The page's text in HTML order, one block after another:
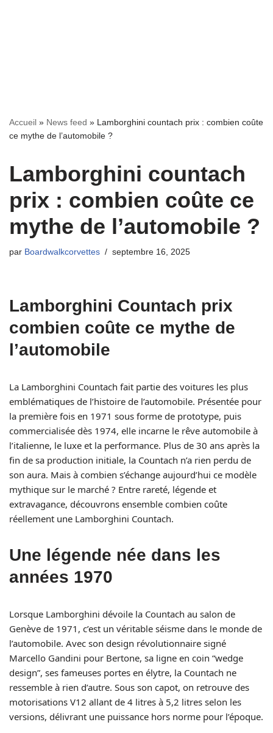
Accueil » News feed » Lamborghini countach prix : combien coûte
ce mythe de l’automobile ?
Lamborghini countach
prix : combien coûte ce
mythe de l’automobile ?
par Boardwalkcorvettes septembre 16, 2025
Lamborghini Countach prix
combien coûte ce mythe de
l’automobile
La Lamborghini Countach fait partie des voitures les plus
emblématiques de l’histoire de l’automobile. Présentée pour
la première fois en 1971 sous forme de prototype, puis
commercialisée dès 1974, elle incarne le rêve automobile à
l’italienne, le luxe et la performance. Plus de 30 ans après la
fin de sa production initiale, la Countach n’a rien perdu de
son aura. Mais à combien s’échange aujourd’hui ce modèle
mythique sur le marché ? Entre rareté, légende et
extravagance, découvrons ensemble combien coûte
réellement une Lamborghini Countach.
Une légende née dans les
années 1970
Lorsque Lamborghini dévoile la Countach au salon de
Genève de 1971, c’est un véritable séisme dans le monde de
l’automobile. Avec son design révolutionnaire signé
Marcello Gandini pour Bertone, sa ligne en coin “wedge
design”, ses fameuses portes en élytre, la Countach ne
ressemble à rien d’autre. Sous son capot, on retrouve des
motorisations V12 allant de 4 litres à 5,2 litres selon les
versions, délivrant une puissance hors norme pour l’époque.